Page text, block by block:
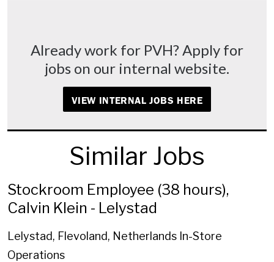
Already work for PVH? Apply for
jobs on our internal website.
VIEW INTERNAL JOBS HERE
Similar Jobs
Stockroom Employee (38 hours),
Calvin Klein - Lelystad
Lelystad, Flevoland, Netherlands In-Store
Operations